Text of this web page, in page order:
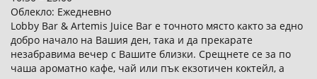
Облекло: Ежедневно
Lobby Bar & Artemis Juice Bar е точното място както за едно
добро начало на Вашия ден, така и да прeкарате
незабравима вечер с Вашите близки. Срещнете се за по
чаша ароматно кафе, чай или пък екзотичен коктейл, а